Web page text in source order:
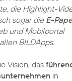
die Highlight-
sogar dieE-
und Mobilportal
BILDApps.
Vision, das
in